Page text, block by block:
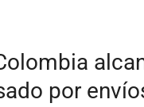
por